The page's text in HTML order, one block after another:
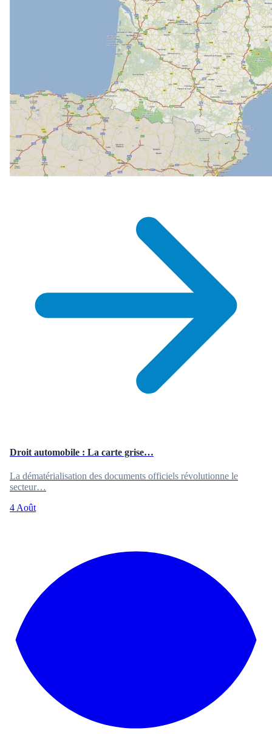
Droit automobile : La carte grise…
La dématérialisation des documents officiels révolutionne le
secteur…
4 Août